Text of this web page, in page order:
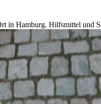
in Hamburg. Hilfsmittel und